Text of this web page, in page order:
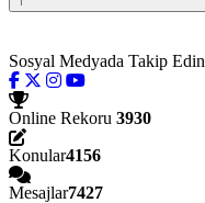
Sosyal Medyada Takip Edin
Online Rekoru 3930
Konular4156
Mesajlar7427